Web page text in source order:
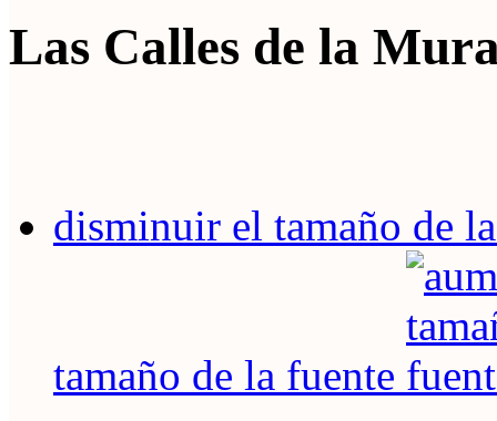
Las Calles de la
disminuir el tamaño de
tamaño de la fuente